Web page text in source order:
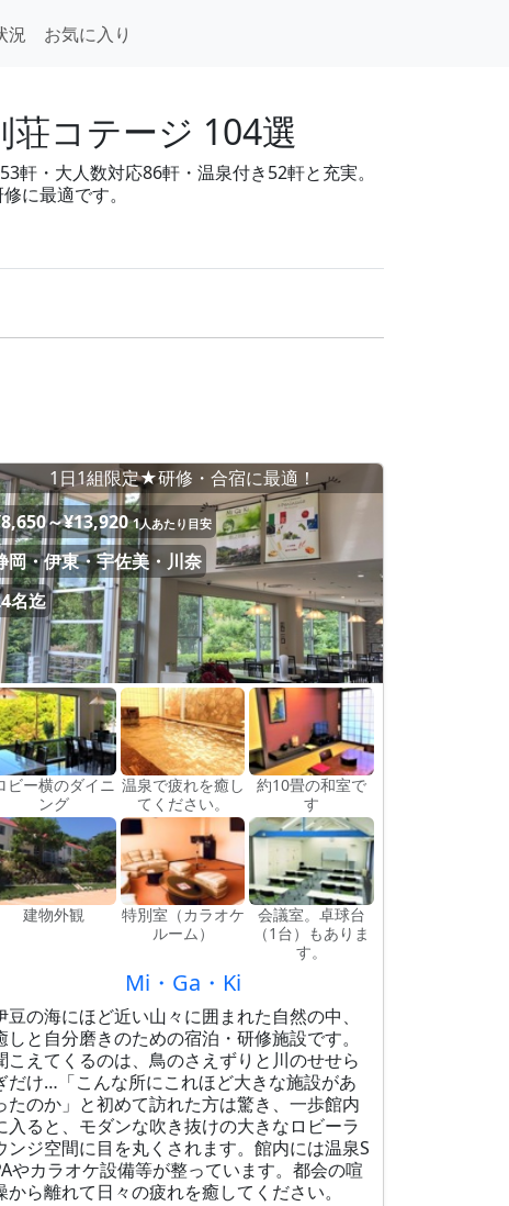
況
お気に入り
コテージ 104選
・大人数対応86軒・温泉付き52軒と充実。
に最適です。
1日1組限定★研修・合宿に最適！
～¥13,920 1人あたり目安
岡・伊東・宇佐美・川奈
名迄
ビー横のダイニ
ング
温泉で疲れを癒し
てください。
約10畳の和室で
す
建物外観
特別室（カラオケ
ルーム）
会議室。卓球台
（1台）もありま
す。
Mi・Ga・Ki
豆の海にほど近い山々に囲まれた自然の中、
しと自分磨きのための宿泊・研修施設です。
こえてくるのは、鳥のさえずりと川のせせら
だけ…「こんな所にこれほど大きな施設があ
たのか」と初めて訪れた方は驚き、一歩館内
入ると、モダンな吹き抜けの大きなロビーラ
ンジ空間に目を丸くされます。館内には温泉S
やカラオケ設備等が整っています。都会の喧
から離れて日々の疲れを癒してください。